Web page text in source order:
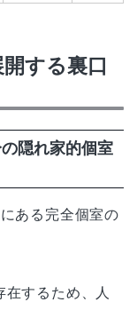
する裏口
隠れ家的個室
ある完全個室の
するため、人